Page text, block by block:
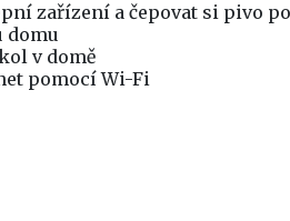
zařízení a čepovat si pivo
domu
v domě
pomocí Wi-Fi